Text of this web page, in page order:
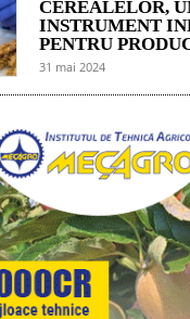
CEREALELOR,
INSTRUMENT
PENTRU
31 mai 2024